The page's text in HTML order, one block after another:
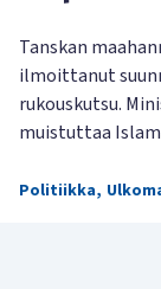
Tanskan
ilmoittanut
rukouskutsu.
muistuttaa
Politiikka,